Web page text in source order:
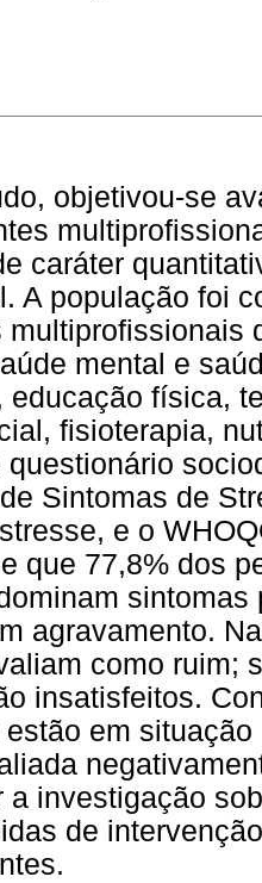
objetivou-se
caráter
A população foi
multiprofissionais
mental e
educação física,
fisioterapia,
Sintomas de
e o
que 77,8% dos
agravamento.
como ruim;
insatisfeitos.
em
a investigação
de